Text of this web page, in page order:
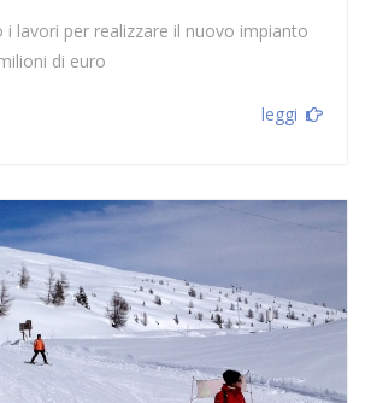
i lavori per realizzare il nuovo impianto
di euro
leggi